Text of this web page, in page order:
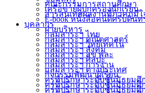
คณะกรรมการสถานศึกษา
เครือข่ายผู้ปกครองนักเรียน
สารสนเทศผลงานที่ภาคภูมิใ
E-book หนังสือคนดีศรีบดินท
บุคลากร
ฝ่ายบริหาร
กลุ่มสาระฯ ไทย
กลุ่มสาระฯ คณิตศาสตร์
กลุ่มสาระฯ วิทย์เทคโน
กลุ่มสาระฯ สังคม
กลุ่มสาระฯ สุข พละ
กลุ่มสาระฯ ศิลปะ
กลุ่มสาระฯ การงาน
กลุ่มสาระฯ ต่างประเทศ
กิจกรรมพัฒนาผู้เรียน
ครูที่ปรึกษาระดับชั้นมัธยมศึ
ครูที่ปรึกษาระดับชั้นมัธยมศึ
ครูที่ปรึกษาระดับชั้นมัธยมศึ